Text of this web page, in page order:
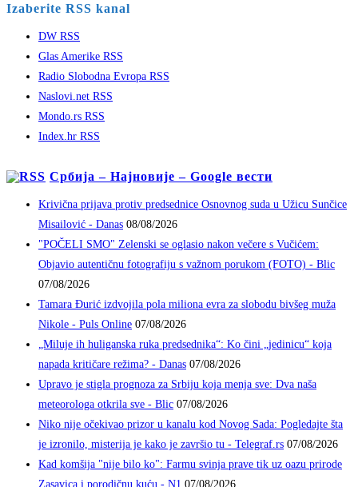
Izaberite RSS kanal
DW RSS
Glas Amerike RSS
Radio Slobodna Evropa RSS
Naslovi.net RSS
Mondo.rs RSS
Index.hr RSS
Србија – Најновије – Google вести
Krivična prijava protiv predsednice Osnovnog suda u Užicu Sunčice
Misailović - Danas 08/08/2026
"POČELI SMO" Zelenski se oglasio nakon večere s Vučićem:
Objavio autentičnu fotografiju s važnom porukom (FOTO) - Blic
07/08/2026
Tamara Đurić izdvojila pola miliona evra za slobodu bivšeg muža
Nikole - Puls Online 07/08/2026
„Miluje ih huliganska ruka predsednika“: Ko čini „jedinicu“ koja
napada kritičare režima? - Danas 07/08/2026
Upravo je stigla prognoza za Srbiju koja menja sve: Dva naša
meteorologa otkrila sve - Blic 07/08/2026
Niko nije očekivao prizor u kanalu kod Novog Sada: Pogledajte šta
je izronilo, misterija je kako je završio tu - Telegraf.rs 07/08/2026
Kad komšija "nije bilo ko": Farmu svinja prave tik uz oazu prirode
Zasavica i porodičnu kuću - N1 07/08/2026